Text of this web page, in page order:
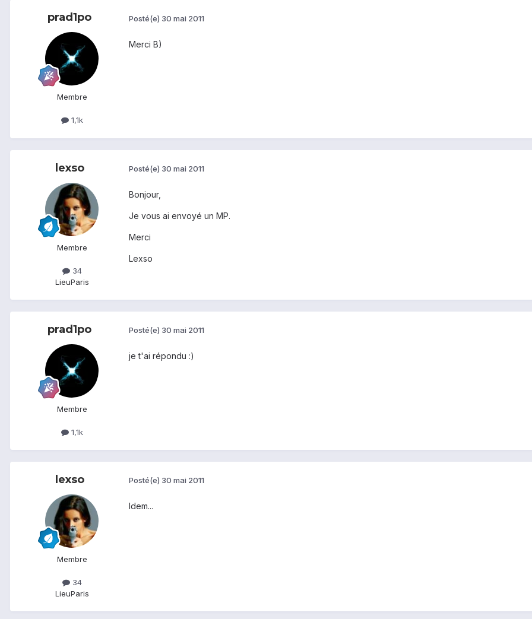
prad1po
Membre
1,1k
Posté(e) 30 mai 2011
Merci B)
lexso
Membre
34
LieuParis
Posté(e) 30 mai 2011
Bonjour,
Je vous ai envoyé un MP.
Merci
Lexso
prad1po
Membre
1,1k
Posté(e) 30 mai 2011
je t'ai répondu :)
lexso
Membre
34
LieuParis
Posté(e) 30 mai 2011
Idem...